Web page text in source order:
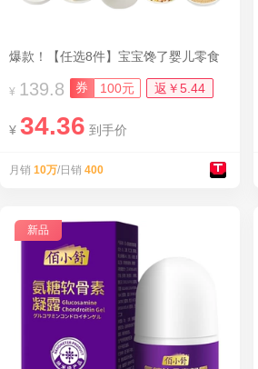
爆款！【任选8件】宝宝馋了婴儿零食
¥ 139.8 券 100元 返￥5.44
¥ 34.36 到手价
月销 10万/日销 400
新品